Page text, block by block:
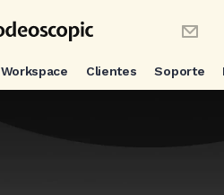
Workspace Clientes Soporte